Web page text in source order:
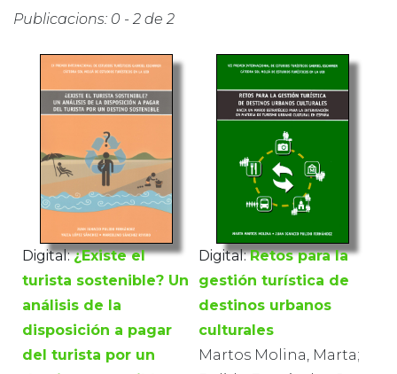
Publicacions: 0 - 2 de 2
Digital: ¿Existe el
turista sostenible? Un
análisis de la
disposición a pagar
del turista por un
Digital: Retos para la
gestión turística de
destinos urbanos
culturales
Martos Molina, Marta;